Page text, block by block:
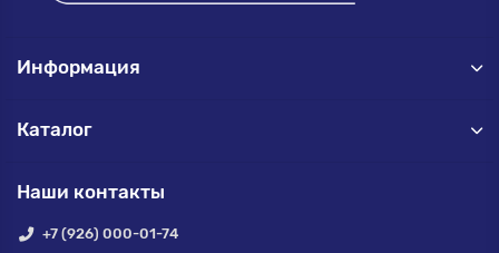
Информация
Каталог
Наши контакты
+7 (926) 000-01-74